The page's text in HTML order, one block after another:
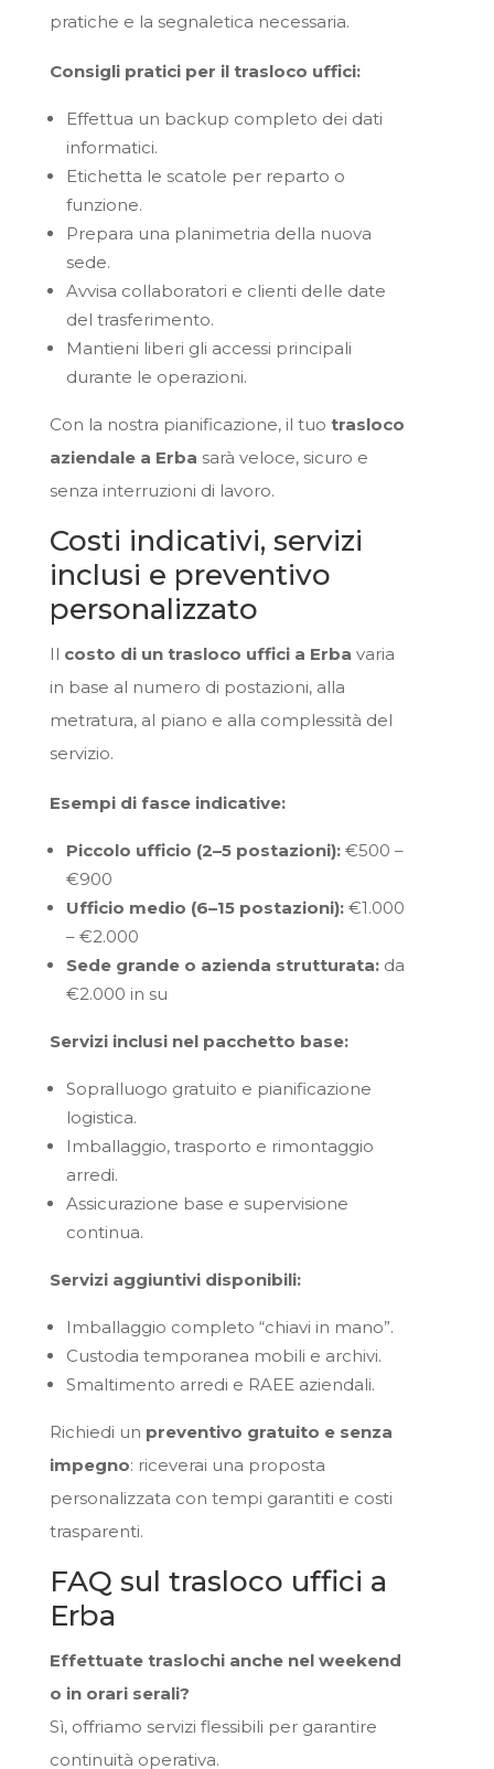
pratiche e la segnaletica necessaria.
Consigli pratici per il trasloco uffici:
Effettua un backup completo dei dati
informatici.
Etichetta le scatole per reparto o
funzione.
Prepara una planimetria della nuova
sede.
Avvisa collaboratori e clienti delle date
del trasferimento.
Mantieni liberi gli accessi principali
durante le operazioni.
Con la nostra pianificazione, il tuo trasloco
aziendale a Erba sarà veloce, sicuro e
senza interruzioni di lavoro.
Costi indicativi, servizi
inclusi e preventivo
personalizzato
Il costo di un trasloco uffici a Erba varia
in base al numero di postazioni, alla
metratura, al piano e alla complessità del
servizio.
Esempi di fasce indicative:
Piccolo ufficio (2–5 postazioni):€500 –
€900
Ufficio medio (6–15 postazioni):€1.000
– €2.000
Sede grande o azienda strutturata:da
€2.000 in su
Servizi inclusi nel pacchetto base:
Sopralluogo gratuito e pianificazione
logistica.
Imballaggio, trasporto e rimontaggio
arredi.
Assicurazione base e supervisione
continua.
Servizi aggiuntivi disponibili:
Imballaggio completo “chiavi in mano”.
Custodia temporanea mobili e archivi.
Smaltimento arredi e RAEE aziendali.
Richiedi un preventivo gratuito e senza
impegno: riceverai una proposta
personalizzata con tempi garantiti e costi
trasparenti.
FAQ sul trasloco uffici a
Erba
Effettuate traslochi anche nel weekend
o in orari serali?
Sì, offriamo servizi flessibili per garantire
continuità operativa.